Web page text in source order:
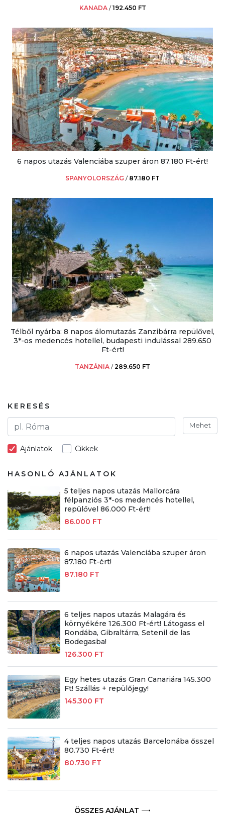
KANADA /192.450 FT
6 napos utazás Valenciába szuper áron 87.180 Ft-ért!
SPANYOLORSZÁG / 87.180 FT
Télből nyárba: 8 napos álomutazás Zanzibárra repülővel,
3*-os medencés hotellel, budapesti indulással 289.650
Ft-ért!
TANZÁNIA /289.650 FT
KERESÉS
Mehet
Ajánlatok Cikkek
HASONLÓ AJÁNLATOK
5 teljes napos utazás Mallorcára
félpanziós 3*-os medencés hotellel,
repülővel 86.000 Ft-ért!
86.000 FT
6 napos utazás Valenciába szuper áron
87.180 Ft-ért!
87.180 FT
6 teljes napos utazás Malagára és
környékére 126.300 Ft-ért! Látogass el
Rondába, Gibraltárra, Setenil de las
Bodegasba!
126.300 FT
Egy hetes utazás Gran Canariára 145.300
Ft! Szállás + repülőjegy!
145.300 FT
4 teljes napos utazás Barcelonába ősszel
80.730 Ft-ért!
80.730 FT
ÖSSZES AJÁNLAT